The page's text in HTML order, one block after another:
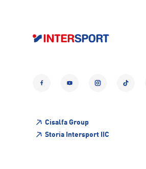
YouTubeInstagramTikTok
Cisalfa Group
Storia Intersport IIC